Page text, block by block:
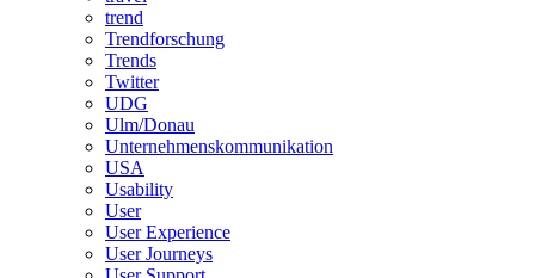
trend
Trendforschung
Trends
Twitter
UDG
Ulm/Donau
Unternehmenskommunikation
USA
Usability
User
User Experience
User Journeys